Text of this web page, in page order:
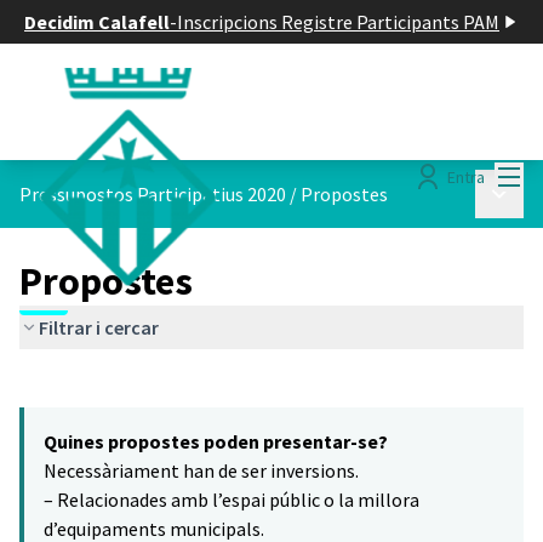
Decidim Calafell-Inscripcions Registre Participants PAM
Entra
Pressupostos Participatius 2020 / Propostes
Propostes
Filtrar i cercar
−
Quines propostes poden presentar-se?
Necessàriament han de ser inversions.
– Relacionades amb l’espai públic o la millora
d’equipaments municipals.